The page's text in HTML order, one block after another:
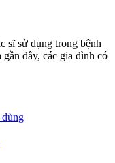
sĩ sử dụng trong bệnh
đây, các gia đình có